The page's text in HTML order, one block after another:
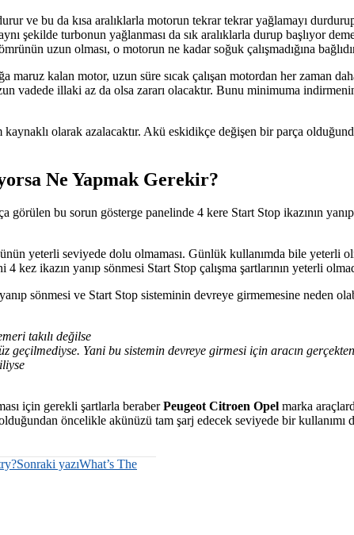
ve bu da kısa aralıklarla motorun tekrar tekrar yağlamayı
şekilde turbonun yağlanması da sık aralıklarla durup başlıyor
uzun olması, o motorun ne kadar soğuk çalışmadığına
maruz kalan motor, uzun süre sıcak çalışan motordan her zaman
vadede illaki az da olsa zararı olacaktır. Bunu minimuma
olarak azalacaktır. Akü eskidikçe değişen bir parça
Ne Yapmak Gerekir?
görülen bu sorun gösterge panelinde 4 kere Start Stop ikazının
yeterli seviyede dolu olmaması. Günlük kullanımda bile yeterli
ikazın yanıp sönmesi Start Stop çalışma şartlarının yeterli
sönmesi ve Start Stop sisteminin devreye girmemesine neden
takılı değilse
geçilmediyse. Yani bu sistemin devreye girmesi için aracın
için gerekli şartlarla beraberPeugeot Citroen Opelmarka
öncelikle akünüzü tam şarj edecek seviyede bir kullanımı
Sonraki yazıWhat’s The